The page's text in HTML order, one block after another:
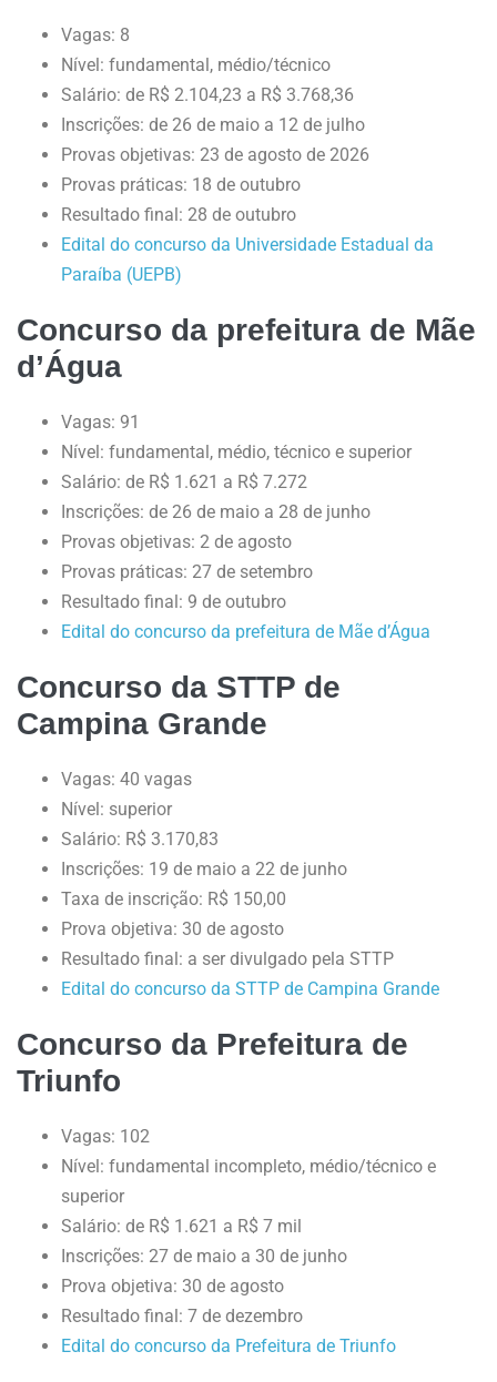
Vagas: 8
Nível: fundamental, médio/técnico
Salário: de R$ 2.104,23 a R$ 3.768,36
Inscrições: de 26 de maio a 12 de julho
Provas objetivas: 23 de agosto de 2026
Provas práticas: 18 de outubro
Resultado final: 28 de outubro
Edital do concurso da Universidade Estadual da
Paraíba (UEPB)
Concurso da prefeitura de Mãe
d’Água
Vagas: 91
Nível: fundamental, médio, técnico e superior
Salário: de R$ 1.621 a R$ 7.272
Inscrições: de 26 de maio a 28 de junho
Provas objetivas: 2 de agosto
Provas práticas: 27 de setembro
Resultado final: 9 de outubro
Edital do concurso da prefeitura de Mãe d’Água
Concurso da STTP de
Campina Grande
Vagas: 40 vagas
Nível: superior
Salário: R$ 3.170,83
Inscrições: 19 de maio a 22 de junho
Taxa de inscrição: R$ 150,00
Prova objetiva: 30 de agosto
Resultado final: a ser divulgado pela STTP
Edital do concurso da STTP de Campina Grande
Concurso da Prefeitura de
Triunfo
Vagas: 102
Nível: fundamental incompleto, médio/técnico e
superior
Salário: de R$ 1.621 a R$ 7 mil
Inscrições: 27 de maio a 30 de junho
Prova objetiva: 30 de agosto
Resultado final: 7 de dezembro
Edital do concurso da Prefeitura de Triunfo